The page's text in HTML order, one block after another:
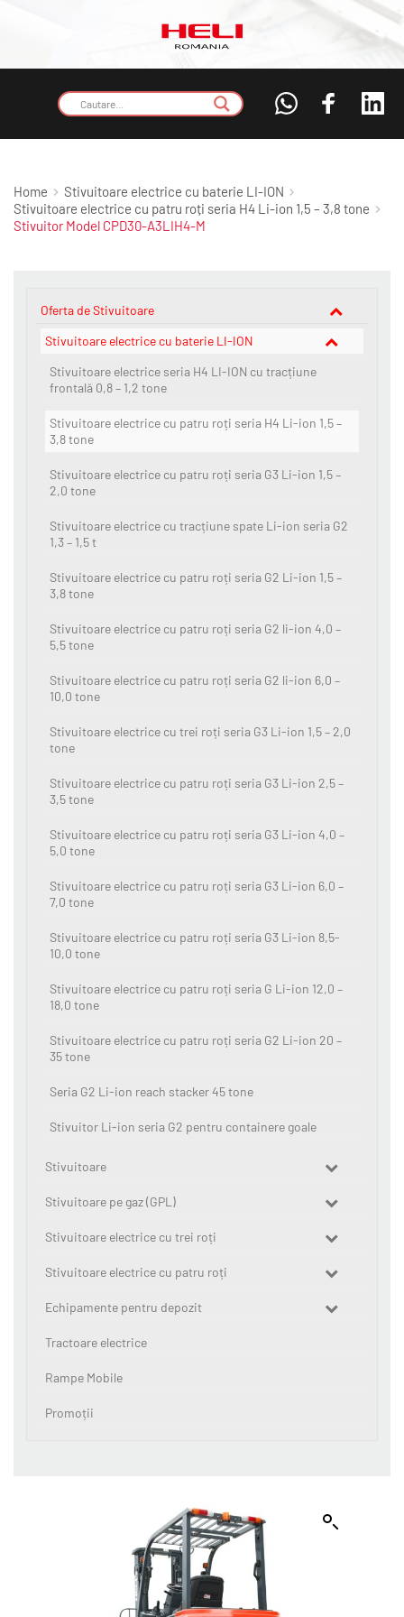
Home
Stivuitoare electrice cu baterie LI-ION
Stivuitoare electrice cu patru roți seria H4 Li-ion 1,5 – 3,8 tone
Stivuitor Model CPD30-A3LIH4-M
Oferta de Stivuitoare
Stivuitoare electrice cu baterie LI-ION
Stivuitoare electrice seria H4 LI-ION cu tracțiune
frontală 0,8 – 1,2 tone
Stivuitoare electrice cu patru roți seria H4 Li-ion 1,5 –
3,8 tone
Stivuitoare electrice cu patru roți seria G3 Li-ion 1,5 –
2,0 tone
Stivuitoare electrice cu tracțiune spate Li-ion seria G2
1,3 – 1,5 t
Stivuitoare electrice cu patru roți seria G2 Li-ion 1,5 –
3,8 tone
Stivuitoare electrice cu patru roți seria G2 li-ion 4,0 –
5,5 tone
Stivuitoare electrice cu patru roți seria G2 li-ion 6,0 –
10,0 tone
Stivuitoare electrice cu trei roți seria G3 Li-ion 1,5 – 2,0
tone
Stivuitoare electrice cu patru roți seria G3 Li-ion 2,5 –
3,5 tone
Stivuitoare electrice cu patru roți seria G3 Li-ion 4,0 –
5,0 tone
Stivuitoare electrice cu patru roți seria G3 Li-ion 6,0 –
7,0 tone
Stivuitoare electrice cu patru roți seria G3 Li-ion 8,5-
10,0 tone
Stivuitoare electrice cu patru roți seria G Li-ion 12,0 –
18,0 tone
Stivuitoare electrice cu patru roți seria G2 Li-ion 20 –
35 tone
Seria G2 Li-ion reach stacker 45 tone
Stivuitor Li-ion seria G2 pentru containere goale
Stivuitoare
Stivuitoare pe gaz (GPL)
Stivuitoare electrice cu trei roți
Stivuitoare electrice cu patru roți
Echipamente pentru depozit
Tractoare electrice
Rampe Mobile
Promoții